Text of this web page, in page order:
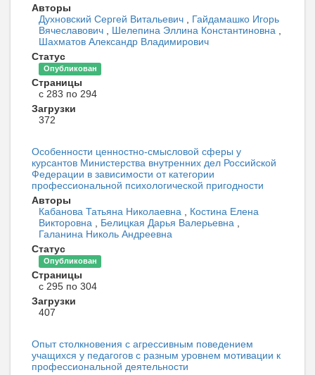
Авторы
Духновский Сергей Витальевич , Гайдамашко Игорь
Вячеславович , Шелепина Эллина Константиновна ,
Шахматов Александр Владимирович
Статус
Опубликован
Страницы
с 283 по 294
Загрузки
372
Особенности ценностно-смысловой сферы у
курсантов Министерства внутренних дел Российской
Федерации в зависимости от категории
профессиональной психологической пригодности
Авторы
Кабанова Татьяна Николаевна , Костина Елена
Викторовна , Белицкая Дарья Валерьевна ,
Галанина Николь Андреевна
Статус
Опубликован
Страницы
с 295 по 304
Загрузки
407
Опыт столкновения с агрессивным поведением
учащихся у педагогов с разным уровнем мотивации к
профессиональной деятельности